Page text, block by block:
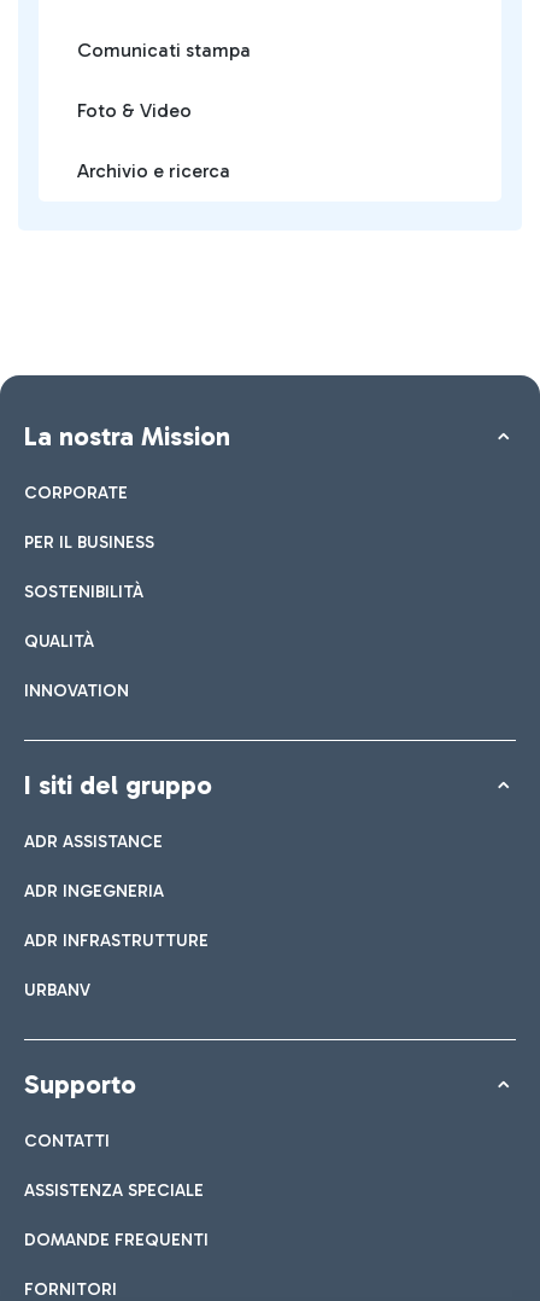
Comunicati stampa
Foto & Video
Archivio e ricerca
La nostra Mission
CORPORATE
PER IL BUSINESS
SOSTENIBILITÀ
QUALITÀ
INNOVATION
I siti del gruppo
ADR ASSISTANCE
ADR INGEGNERIA
ADR INFRASTRUTTURE
URBANV
Supporto
CONTATTI
ASSISTENZA SPECIALE
DOMANDE FREQUENTI
FORNITORI